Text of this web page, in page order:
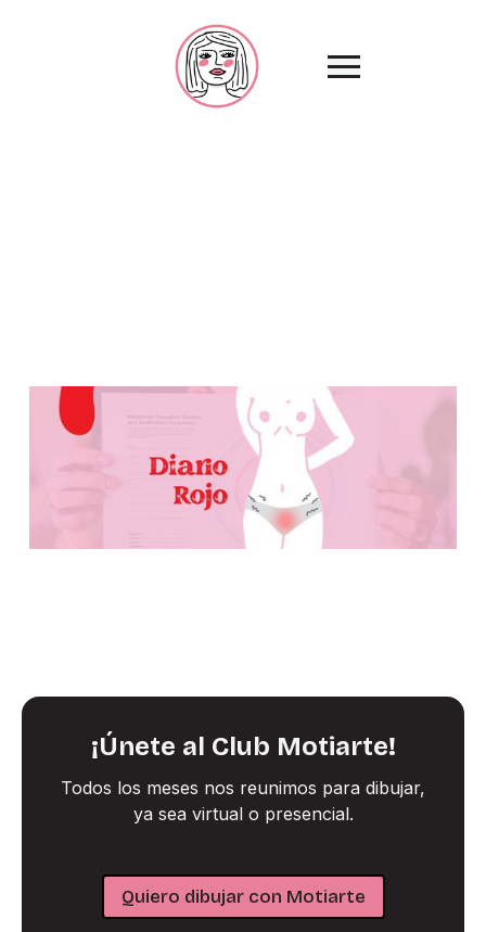
¡Únete al Club Motiarte!
Todos los meses nos reunimos para dibujar,
ya sea virtual o presencial.
Quiero dibujar con Motiarte